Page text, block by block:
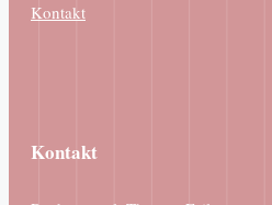
Kontakt
Kontakt